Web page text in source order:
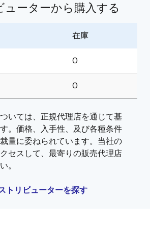
ーターから購入する
在庫
0
0
いては、正規代理店を通じて基
。価格、入手性、及び各種条件
量に委ねられています。当社の
セスして、最寄りの販売代理店
。
トリビューターを探す